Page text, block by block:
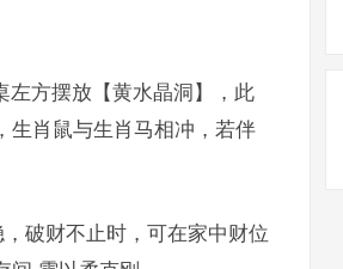
左方摆放【黄水晶洞】，此
生肖鼠与生肖马相冲，若伴
破财不止时，可在家中财位